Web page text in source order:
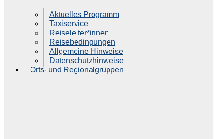
Aktuelles Programm
Taxiservice
Reiseleiter*innen
Reisebedingungen
Allgemeine Hinweise
Datenschutzhinweise
Orts- und Regionalgruppen